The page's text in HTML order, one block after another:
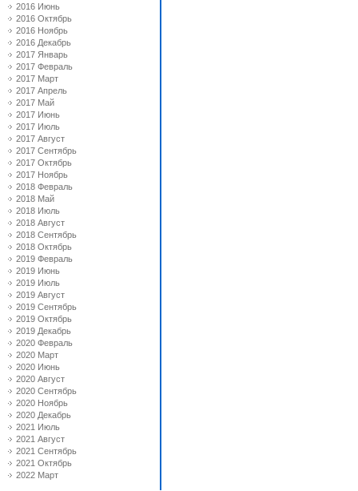
2016 Июнь
2016 Октябрь
2016 Ноябрь
2016 Декабрь
2017 Январь
2017 Февраль
2017 Март
2017 Апрель
2017 Май
2017 Июнь
2017 Июль
2017 Август
2017 Сентябрь
2017 Октябрь
2017 Ноябрь
2018 Февраль
2018 Май
2018 Июль
2018 Август
2018 Сентябрь
2018 Октябрь
2019 Февраль
2019 Июнь
2019 Июль
2019 Август
2019 Сентябрь
2019 Октябрь
2019 Декабрь
2020 Февраль
2020 Март
2020 Июнь
2020 Август
2020 Сентябрь
2020 Ноябрь
2020 Декабрь
2021 Июль
2021 Август
2021 Сентябрь
2021 Октябрь
2022 Март